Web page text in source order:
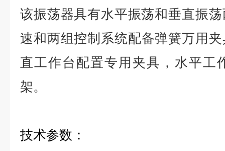
该振荡器具有水平振荡和垂直振
速和两组控制系统配备弹簧万用
直工作台配置专用夹具，水平工
架。
技术参数：